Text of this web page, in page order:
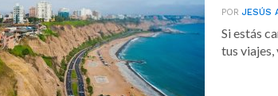
PORJESÚS
Si estás
tus viajes,